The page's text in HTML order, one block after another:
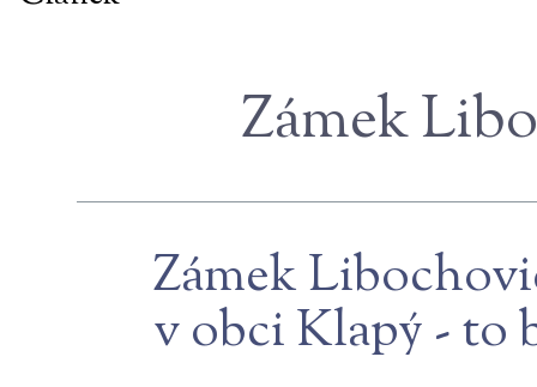
Zámek
Zámek
v obci Klapý - to